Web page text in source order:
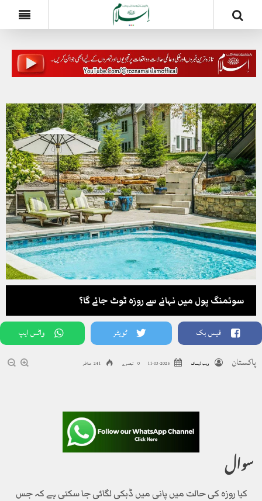
سوئمنگ پول میں نہانے سے روزہ ٹوٹ جائے گا؟
فیس بک ٹویٹر واٹس ایپ
پاکستان ویب ڈیسک 2025-03-11 0 تبصرے 241 مناظر
سوال
کیا روزہ کی حالت میں پانی میں ڈبکی لگائی جا سکتی ہے کہ جس